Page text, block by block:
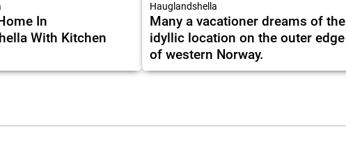
In
With Kitchen
Hauglandshella
Many a vacationer dreams of the
idyllic location on the outer edge
of western Norway.